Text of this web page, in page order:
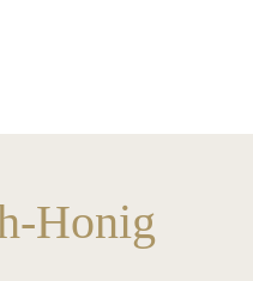
Honig